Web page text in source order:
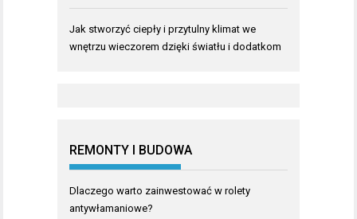
Jak stworzyć ciepły i przytulny klimat we
wnętrzu wieczorem dzięki światłu i dodatkom
REMONTY I BUDOWA
Dlaczego warto zainwestować w rolety
antywłamaniowe?